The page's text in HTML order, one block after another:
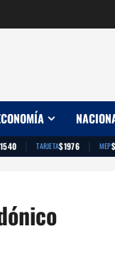
| TARJETA$1976 | MEP